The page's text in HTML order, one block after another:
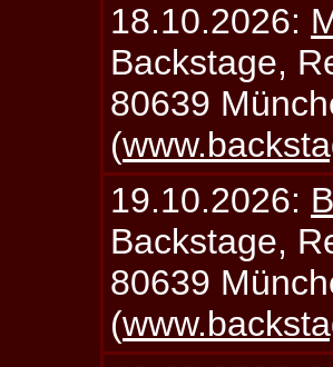
18.10.2026:
Backstage,
80639
(
19.10.2026:
Backstage,
80639
(